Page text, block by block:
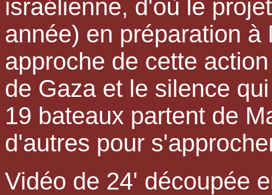
israélienne, d'où le
année) en préparation
approche de cette
de Gaza et le silence
19 bateaux partent de
d'autres pour
Vidéo de 24' découpée